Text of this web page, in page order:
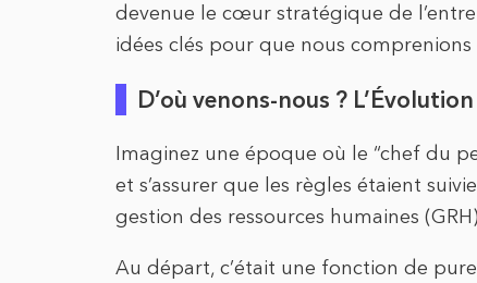
devenue le cœur stratégique de
idées clés pour que nous
D’où venons-nous ?
Imaginez une époque où le “chef du
et s’assurer que les règles étaient
gestion des ressources humaines
Au départ, c’était une fonction de